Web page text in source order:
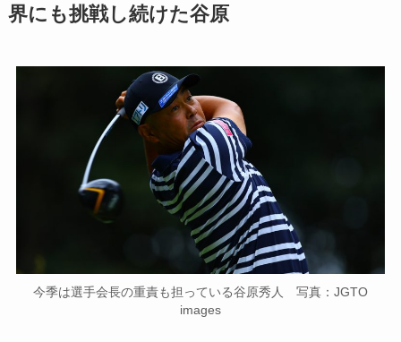
界にも挑戦し続けた谷原
今季は選手会長の重責も担っている谷原秀人 写真：JGTO
images